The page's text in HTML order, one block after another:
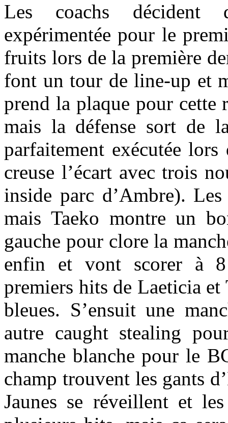
Les coachs décident
expérimentée pour le
fruits lors de la première
font un tour de line-up et
prend la plaque pour cette
mais la défense sort de
parfaitement exécutée
creuse l’écart avec trois
inside parc d’Ambre).
mais Taeko montre un
gauche pour clore la
enfin et vont scorer à 8
premiers hits de Laeticia et
bleues. S’ensuit une
autre caught stealing
manche blanche pour le
champ trouvent les gants
Jaunes se réveillent et